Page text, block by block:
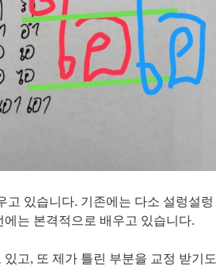
고 있습니다. 기존에는 다소 설렁설렁
는 본격적으로 배우고 있습니다.
고, 또 제가 틀린 부분을 교정 받기도